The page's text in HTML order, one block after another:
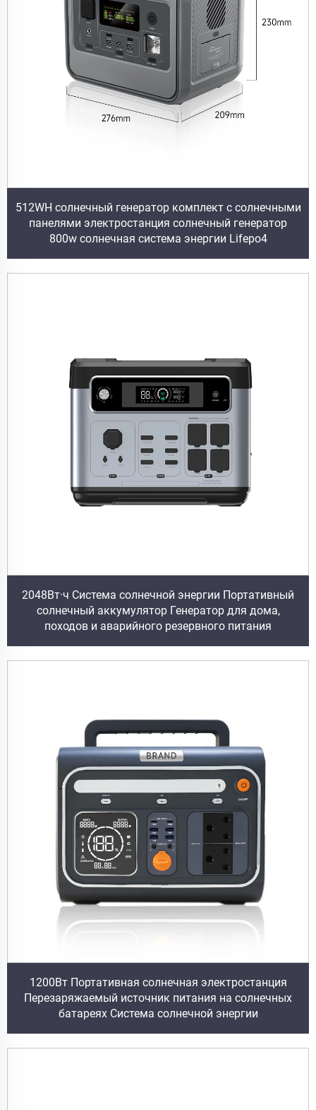
512WH солнечный генератор комплект с солнечными
панелями электростанция солнечный генератор
800w солнечная система энергии Lifepo4
2048Вт·ч Система солнечной энергии Портативный
солнечный аккумулятор Генератор для дома,
походов и аварийного резервного питания
1200Вт Портативная солнечная электростанция
Перезаряжаемый источник питания на солнечных
батареях Система солнечной энергии